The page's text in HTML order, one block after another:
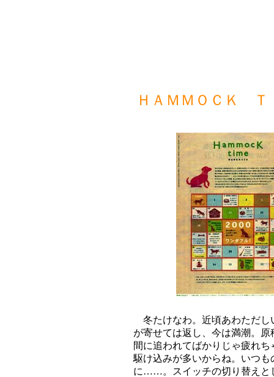
ＨＡＭＭＯＣＫ
冬たけなわ。近頃あわただし
が寄せては返し、今は満潮。
間に追われてばかりじゃ疲れ
駆け込みが多いからね。いつ
に……。スイッチの切り替えと